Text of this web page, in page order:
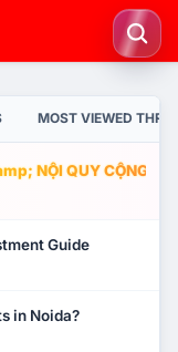
MOST VIEWED
NỘI QUY CỘNG
Guide
in Noida?